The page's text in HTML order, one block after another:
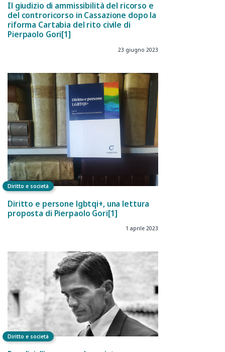
Il giudizio di ammissibilità del ricorso e
del controricorso in Cassazione dopo la
riforma Cartabia del rito civile di
Pierpaolo Gori[1]
23 giugno 2023
Diritto e società
Diritto e persone lgbtqi+, una lettura
proposta di Pierpaolo Gori[1]
1 aprile 2023
Diritto e società